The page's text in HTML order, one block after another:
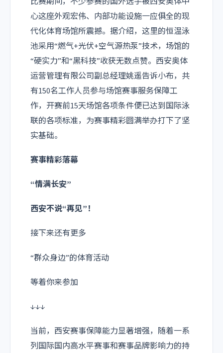
心这座外观宏伟、内部功能设施一应俱全的现
代化体育场馆所震撼。据介绍，这里的恒温泳
池采用“燃气+光伏+空气源热泵”技术，场馆的
“硬实力”和“黑科技”收获无数点赞。西安奥体
运营管理有限公司副总经理姚遥告诉小布，共
有150名工作人员参与场馆赛事服务保障工
作，开赛前15天场馆各项条件便已达到国际泳
联的各项标准，为赛事精彩圆满举办打下了坚
实基础。
赛事精彩落幕
“情满长安”
西安不说“再见”！
接下来还有更多
“群众身边”的体育活动
等着你来参加
↓↓↓
当前，西安赛事保障能力显著增强，随着一系
列国际国内高水平赛事和赛事品牌影响力的持